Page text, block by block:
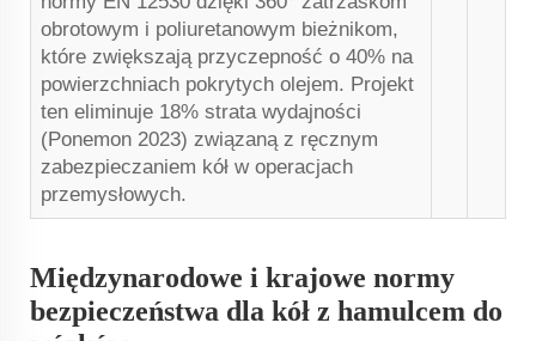
obrotowym i poliuretanowym bieżnikom,
które zwiększają przyczepność o 40% na
powierzchniach pokrytych olejem. Projekt
ten eliminuje 18% strata wydajności
(Ponemon 2023) związaną z ręcznym
zabezpieczaniem kół w operacjach
przemysłowych.
Międzynarodowe i krajowe normy
bezpieczeństwa dla kół z hamulcem do